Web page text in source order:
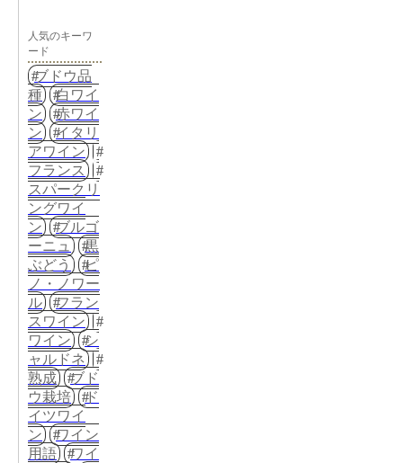
人気のキーワ
ード
ブドウ品
種
白ワイ
ン
赤ワイ
ン
イタリ
アワイン
フランス
スパークリ
ングワイ
ン
ブルゴ
ーニュ
黒
ぶどう
ピ
ノ・ノワー
ル
フラン
スワイン
ワイン
シ
ャルドネ
熟成
ブド
ウ栽培
ド
イツワイ
ン
ワイン
用語
ワイ